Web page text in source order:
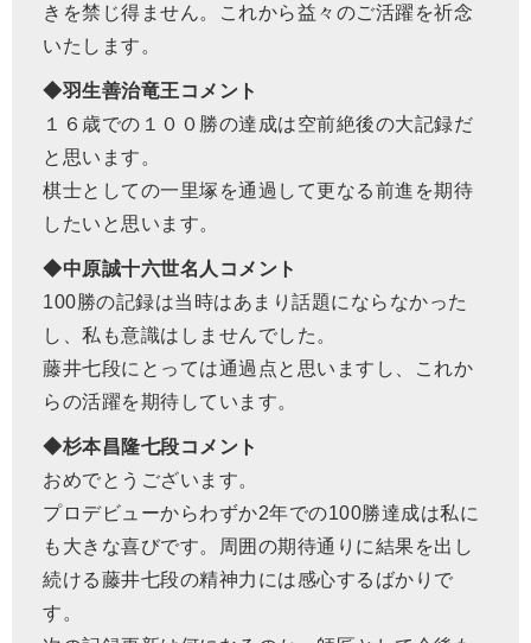
きを禁じ得ません。これから益々のご活躍を祈念
いたします。
◆羽生善治竜王コメント
１６歳での１００勝の達成は空前絶後の大記録だ
と思います。
棋士としての一里塚を通過して更なる前進を期待
したいと思います。
◆中原誠十六世名人コメント
100勝の記録は当時はあまり話題にならなかった
し、私も意識はしませんでした。
藤井七段にとっては通過点と思いますし、これか
らの活躍を期待しています。
◆杉本昌隆七段コメント
おめでとうございます。
プロデビューからわずか2年での100勝達成は私に
も大きな喜びです。周囲の期待通りに結果を出し
続ける藤井七段の精神力には感心するばかりで
す。